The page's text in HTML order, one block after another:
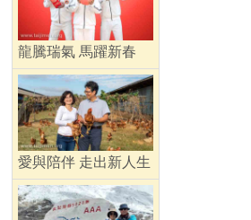
龍騰瑞氣 馬躍新春
愛與陪伴 走出新人生